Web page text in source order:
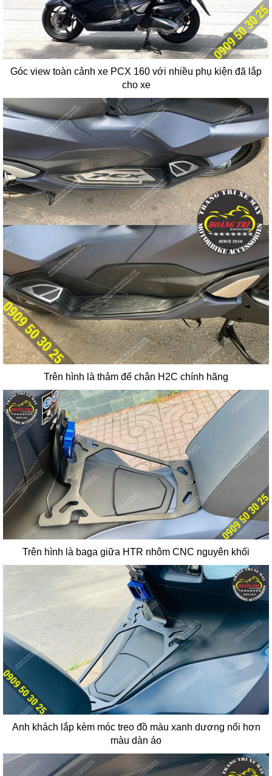
Góc view toàn cảnh xe PCX 160 với nhiều phụ kiện đã lắp
cho xe
Trên hình là thảm để chân H2C chính hãng
Trên hình là baga giữa HTR nhôm CNC nguyên khối
Anh khách lắp kèm móc treo đồ màu xanh dương nổi hơn
màu dàn áo